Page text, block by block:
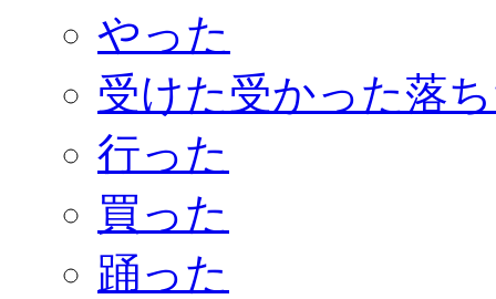
やった
受けた受かった落
行った
買った
踊った